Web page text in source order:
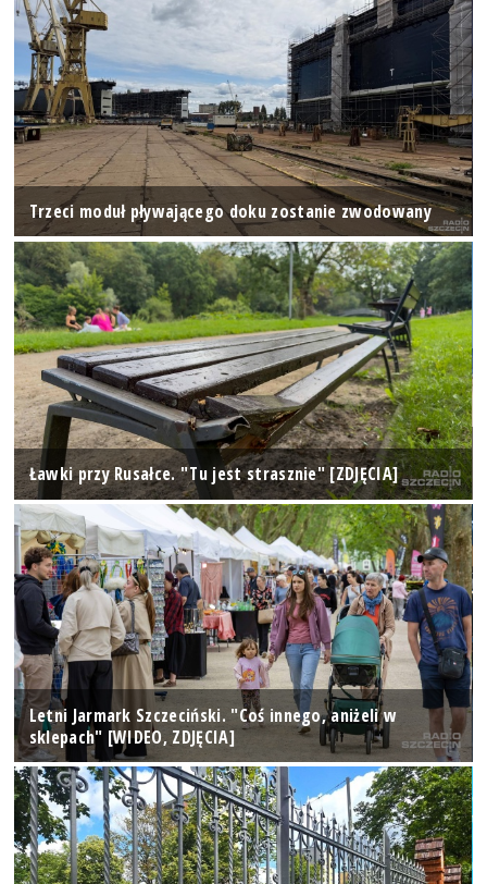
Trzeci moduł pływającego doku zostanie zwodowany
Ławki przy Rusałce. "Tu jest strasznie" [ZDJĘCIA]
Letni Jarmark Szczeciński. "Coś innego, aniżeli w
sklepach" [WIDEO, ZDJĘCIA]